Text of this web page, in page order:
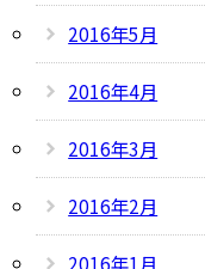
2016年5月
2016年4月
2016年3月
2016年2月
2016年1月